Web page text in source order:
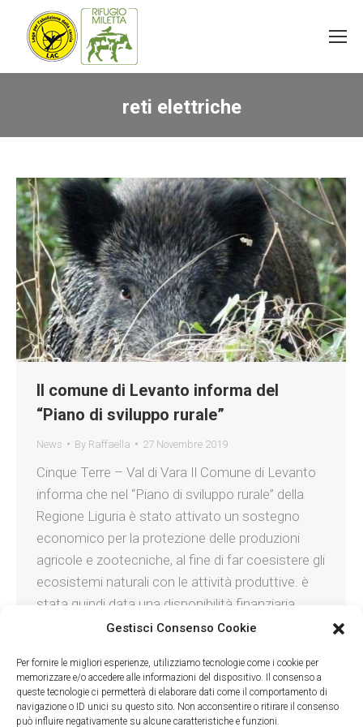
Gestisci Consenso Cookie
Per fornire le migliori esperienze, utilizziamo tecnologie come i cookie per
memorizzare e/o accedere alle informazioni del dispositivo. Il consenso a
queste tecnologie ci permetterà di elaborare dati come il comportamento di
navigazione o ID unici su questo sito. Non acconsentire o ritirare il consenso
può influire negativamente su alcune caratteristiche e funzioni.
reti elettriche
Il comune di Levanto informa del
“Piano di sviluppo rurale”
News By Raffaella 27 Novembre 2019
Cinque Terre – Val di Vara Il Comune di Levanto
informa che nel “Piano di sviluppo rurale” della
Regione Liguria è stato attivato un sostegno
economico per la protezione delle produzioni
agricole e zootecniche, al fine di far coesistere gli
ecosistemi naturali con le attività produttive. è
stata quindi data una disponibilità finanziaria
complessiva di…